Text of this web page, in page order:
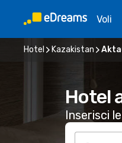
Voli
Hotel Kazakistan
Hotel
Inserisci